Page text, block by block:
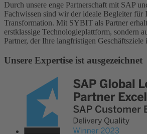
Durch unsere enge Partnerschaft mit SAP
Fachwissen sind wir der ideale Begleiter für
Transformation. Mit SYBIT als Partner
erstklassige Technologieplattform, sondern
Partner, der Ihre langfristigen
Unsere Expertise ist ausgezeichnet